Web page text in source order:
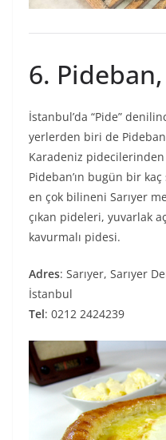
6.
İstanbul’da “Pide”
yerlerden biri de
Karadeniz
Pideban’ın bugün bir
en çok bilineni Sarıyer
çıkan pideleri, yuvarlak
kavurmalı pidesi.
Adres: Sarıyer, Sarıyer
İstanbul
Tel: 0212 2424239